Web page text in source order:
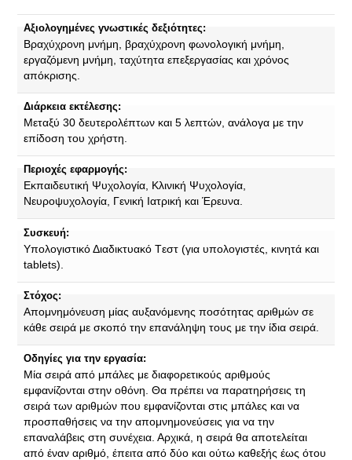
Αξιολογημένες γνωστικές δεξιότητες:
Βραχύχρονη μνήμη, βραχύχρονη φωνολογική μνήμη,
εργαζόμενη μνήμη, ταχύτητα επεξεργασίας και χρόνος
απόκρισης.
Διάρκεια εκτέλεσης:
Μεταξύ 30 δευτερολέπτων και 5 λεπτών, ανάλογα με την
επίδοση του χρήστη.
Περιοχές εφαρμογής:
Εκπαιδευτική Ψυχολογία, Κλινική Ψυχολογία,
Νευροψυχολογία, Γενική Ιατρική και Έρευνα.
Συσκευή:
Υπολογιστικό Διαδικτυακό Tεστ (για υπολογιστές, κινητά και
tablets).
Στόχος:
Απομνημόνευση μίας αυξανόμενης ποσότητας αριθμών σε
κάθε σειρά με σκοπό την επανάληψη τους με την ίδια σειρά.
Οδηγίες για την εργασία:
Μία σειρά από μπάλες με διαφορετικούς αριθμούς
εμφανίζονται στην οθόνη. Θα πρέπει να παρατηρήσεις τη
σειρά των αριθμών που εμφανίζονται στις μπάλες και να
προσπαθήσεις να την απομνημονεύσεις για να την
επαναλάβεις στη συνέχεια. Αρχικά, η σειρά θα αποτελείται
από έναν αριθμό, έπειτα από δύο και ούτω καθεξής έως ότου